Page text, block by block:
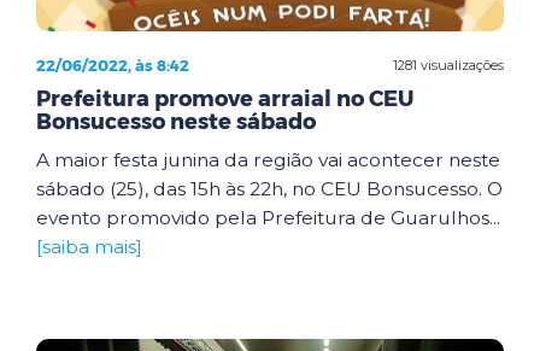
1281 visualizações
22/06/2022, às 8:42
Prefeitura promove arraial no CEU
Bonsucesso neste sábado
A maior festa junina da região vai acontecer neste
sábado (25), das 15h às 22h, no CEU Bonsucesso. O
evento promovido pela Prefeitura de Guarulhos...
[saiba mais]